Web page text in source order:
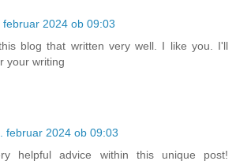
februar 2024 ob 09:03
blog that written very well. I like you. I'll
your writing
februar 2024 ob 09:03
helpful advice within this unique post!